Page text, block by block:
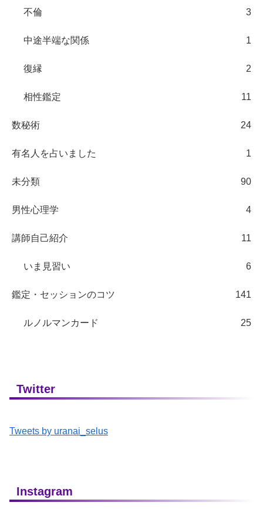
不倫 3
中途半端な関係 1
復縁 2
相性鑑定 11
数秘術 24
有名人を占いました 1
未分類 90
男性心理学 4
講師自己紹介 11
いま見習い 6
鑑定・セッションのコツ 141
ルノルマンカード 25
Twitter
Tweets by uranai_selus
Instagram